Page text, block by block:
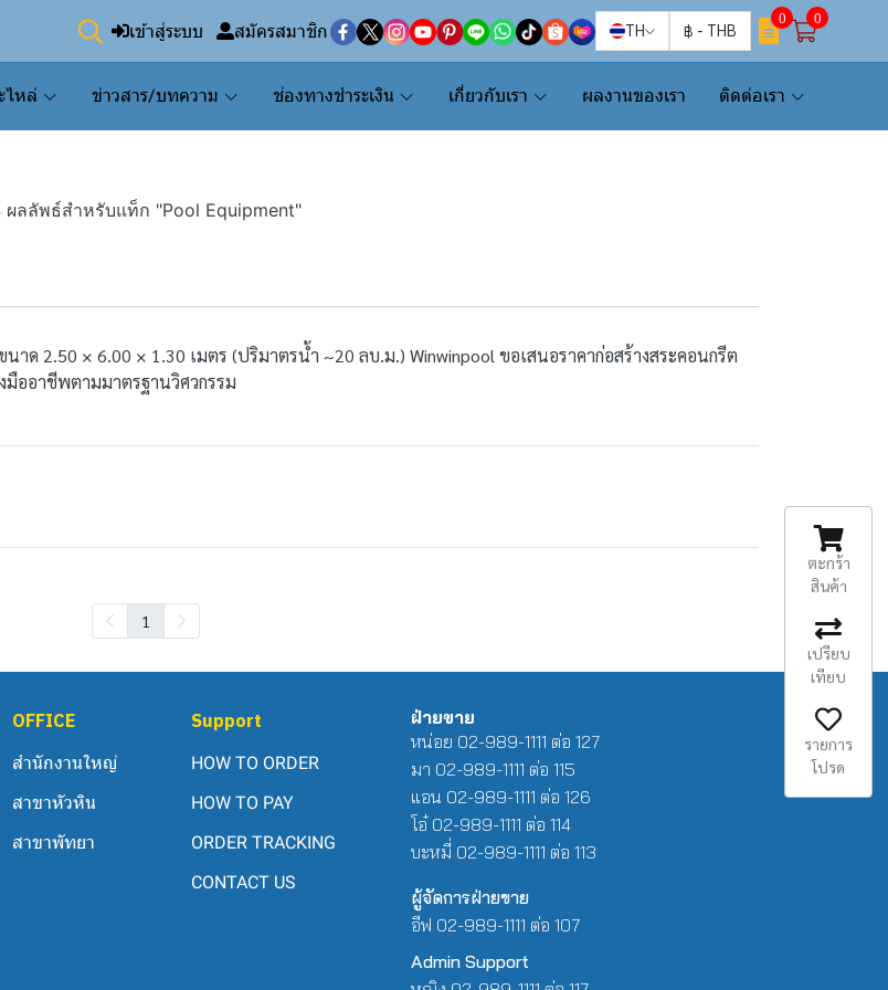
เข้าสู่ระบบ สมัครสมาชิก TH ฿ - THB
0 0
ไหล่ ข่าวสาร/บทความ ช่องทางชำระเงิน เกี่ยวกับเรา ผลงานของเรา ติดต่อเรา
ผลลัพธ์สำหรับแท็ก "Pool Equipment"
นาด 2.50 × 6.00 × 1.30 เมตร (ปริมาตรน้ำ ~20 ลบ.ม.) Winwinpool ขอเสนอราคาก่อสร้างสระคอนกรีต
ออาชีพตามมาตรฐานวิศวกรรม
1
OFFICE
สำนักงานใหญ่
สาขาหัวหิน
สาขาพัทยา
Support
HOW TO ORDER
HOW TO PAY
ORDER TRACKING
CONTACT US
ฝ่ายขาย
หน่อย 02-989-1111 ต่อ 127
มา 02-989-1111 ต่อ 115
แอน 02-989-1111 ต่อ 126
โอ๋ 02-989-1111 ต่อ 114
บะหมี่ 02-989-1111 ต่อ 113
ผู้จัดการฝ่ายขาย
อีฟ 02-989-1111 ต่อ 107
Admin Support
ตะกร้า
สินค้า
เปรียบ
เทียบ
รายการ
โปรด